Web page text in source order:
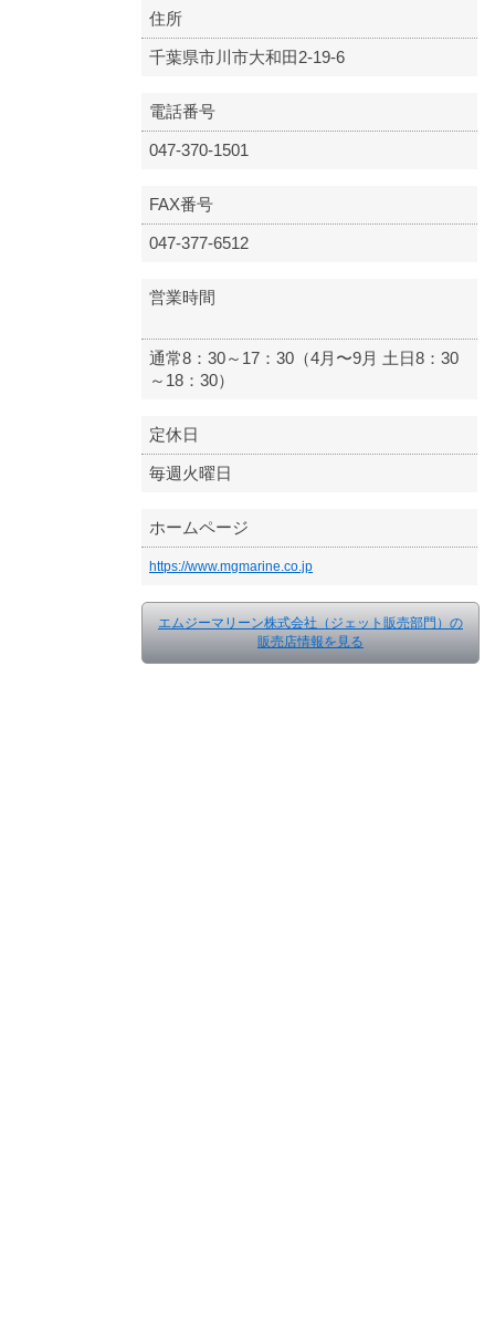
住所
千葉県市川市大和田2-19-6
電話番号
047-370-1501
FAX番号
047-377-6512
営業時間
通常8：30～17：30（4月〜9月 土日8：30
～18：30）
定休日
毎週火曜日
ホームページ
https://www.mgmarine.co.jp
エムジーマリーン株式会社（ジェット販売部門）の
販売店情報を見る